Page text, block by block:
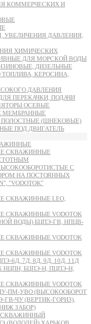
КОММЕРЧЕСКИХ И
ДАВЛЕНИЯ,
ХИМИЧЕСКИХ
ДЛЯ МОРСКОЙ ВОДЫ
ДИЗЕЛЬНЫЕ
КЕРОСИНА,
ДАВЛЕНИЯ
ПЕРЕКАЧКИ, ПОДАЧИ
ОСЕВЫЕ
МЕМБРАННЫЕ
(ШНЕКОВЫЕ)
ПОД ДВИГАТЕЛЬ
СКВАЖИННЫЕ
С
НА ПОСТОЯННЫХ
"VODOTOK"
СКВАЖИННЫЕ LEO,
VODOTOK
ВОДЫ) БЦПЭ-ГВ, НПЦВ-
VODOTOK
VODOTOK
6Д, 7Д, 8Д, 9Д, 10Д, 11Д
НЦПН, БЦПЭ-Н, ПЦПЭ-Н,
VODOTOK
ПМ-УВО (ВЫСОКООБОРОТ
ГВ-ЧУ (ВЕРТИК-ГОРИЗ),
ЗАБОР)